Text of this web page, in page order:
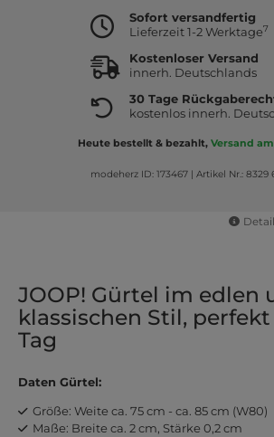
Sofort versandfertig
Lieferzeit 1-2 Werktage7
Kostenloser Versand
innerh. Deutschlands
30 Tage
kostenlos innerh.
Heute bestellt & bezahlt, Versand
modeherz ID: 173467 Artikel Nr.: 8329
JOOP! Gürtel im edlen
klassischen Stil,
Tag
Daten Gürtel:
Größe: Weite ca. 75 cm - ca. 85 cm (W80)
Maße: Breite ca. 2 cm, Stärke 0,2 cm